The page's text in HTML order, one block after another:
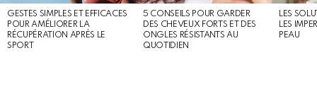
GESTES SIMPLES ET EFFICACES
POUR AMÉLIORER LA
RÉCUPÉRATION APRÈS LE
SPORT
5 CONSEILS POUR GARDER
DES CHEVEUX FORTS ET DES
ONGLES RÉSISTANTS AU
QUOTIDIEN
LES
LES
PEAU